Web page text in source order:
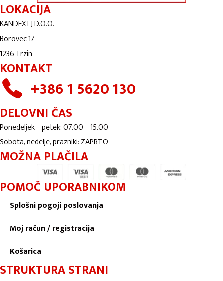
LOKACIJA
KANDEX LJ D.O.O.
Borovec 17
1236 Trzin
KONTAKT
+386 1 5620 130
DELOVNI ČAS
Ponedeljek – petek: 07.00 – 15.00
Sobota, nedelje, prazniki: ZAPRTO
MOŽNA PLAČILA
POMOČ UPORABNIKOM
Splošni pogoji poslovanja
Moj račun / registracija
Košarica
STRUKTURA STRANI